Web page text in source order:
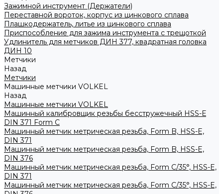
Зажимной инструмент (Держатели)
Переставной вороток, корпус из цинкового сплава
Плашкодержатель, литье из цинкового сплава
Приспособление для зажима инструмента с трещоткой
Удлинитель для метчиков ДИН 377, квадратная головка
ДИН 10
Метчики
Назад
Метчики
Машинные метчики VOLKEL
Назад
Машинные метчики VOLKEL
Машинный калибровщик резьбы бесстружечный HSS-Е
DIN 371 Form C
Машинный метчик метрическая резьба, Form B, HSS-E,
DIN 371
Машинный метчик метрическая резьба, Form B, HSS-E,
DIN 376
Машинный метчик метрическая резьба, Form С/35°, HSS-E,
DIN 371
Машинный метчик метрическая резьба, Form С/35°, HSS-E,